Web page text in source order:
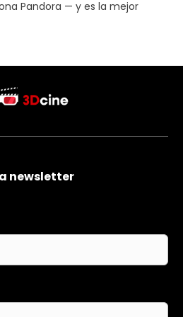
Pandora — y es la mejor
newsletter